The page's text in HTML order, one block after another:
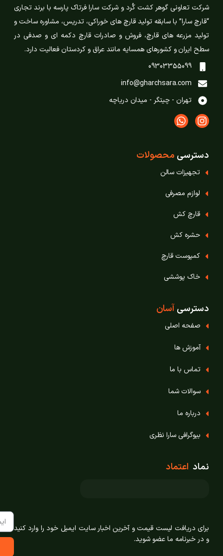
شرکت تعاونی گوهر کشت کُرد و شرکت سارا فرتاک پارسه با برند تجاری
“قارچ سارا” با سابقه تولید قارچ های خوراکی، تدریس، مشاوره ساخت و
تولید مزرعه های قارچ، فروش و صادرات قارچ دکمه ای و صدفی در
سطح ایران و کشورهای همسایه مانند عراق و کردستان فعالیت دارد.
09303355099
info@gharchsara.com
تهران - چیتگر - میدان دریاچه
دسترسی محصولات
تجهیزات سالن
لوازم مصرفی
قارچ‌ کش
حشره‌ کش
کمپوست قارچ
خاک پوششی
دسترسی آسان
صفحه اصلی
آموزش ها
تماس با ما
سوالات شما
درباره ما
بیوگرافی سارا نظری
نماد اعتماد
برای دریافت لیست قیمت و آخرین اخبار سایت ایمیل خود را وارد کنید
و در خبرنامه ما عضو شوید.